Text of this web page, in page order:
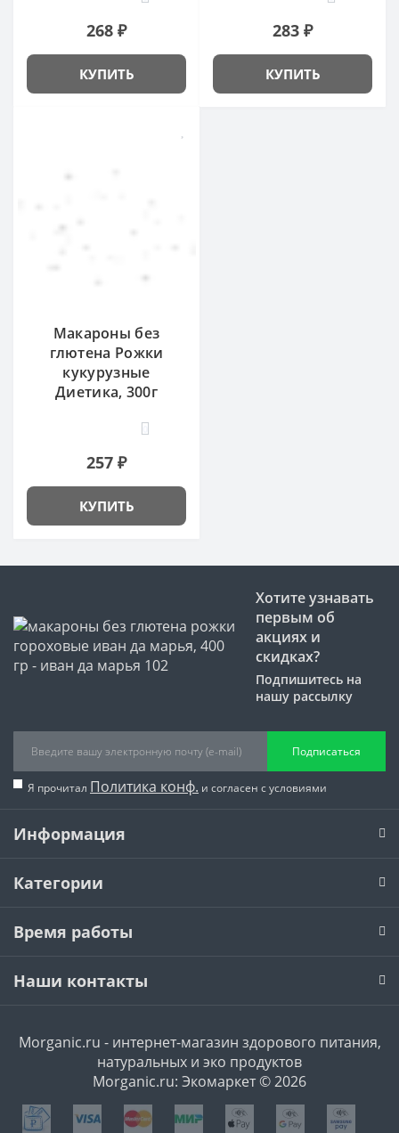
268 ₽
КУПИТЬ
283 ₽
КУПИТЬ
Макароны без
глютена Рожки
кукурузные
Диетика, 300г
257 ₽
КУПИТЬ
Хотите узнавать
первым об
акциях и
скидках?
Подпишитесь на
нашу рассылку
Подписаться
Я прочитал Политика конф. и согласен с условиями
Информация
Категории
Время работы
Наши контакты
Morganic.ru - интернет-магазин здорового питания,
натуральных и эко продуктов
Morganic.ru: Экомаркет © 2026